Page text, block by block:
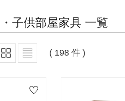
子供部屋家具 一覧
( 198 件 )